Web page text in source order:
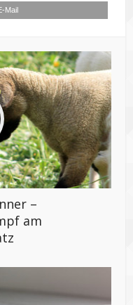
Mail
–
am